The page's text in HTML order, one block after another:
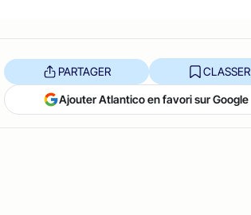
PARTAGER CLASSER
Ajouter Atlantico en favori sur Google